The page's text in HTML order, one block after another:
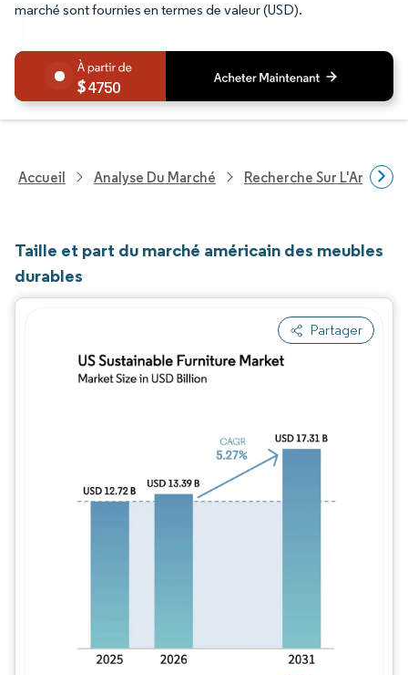
marché sont fournies en termes de valeur (USD).
4750
Accueil Analyse Du Marché Recherche Sur
Taille et part du marché américain des meubles
durables
Partager